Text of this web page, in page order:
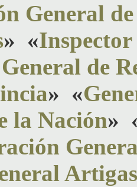
General
» «
de
» «
la Nación»
Artigas